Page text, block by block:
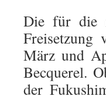
Die für die
Freisetzung
März und
Becquerel.
der